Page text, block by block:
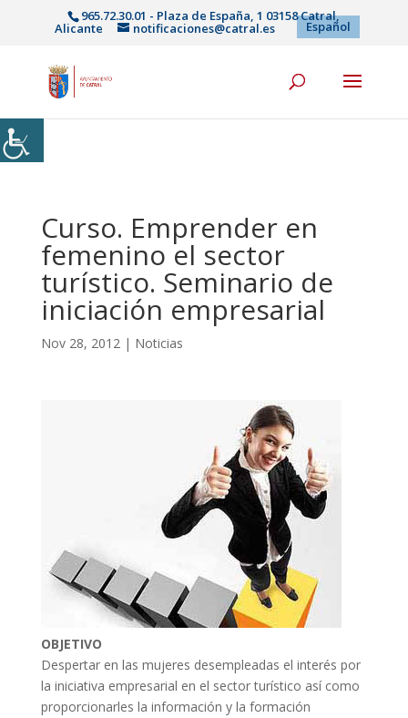
965.72.30.01 - Plaza de España, 1 03158 Catral,
Alicante notificaciones@catral.es Español
Curso. Emprender en
femenino el sector
turístico. Seminario de
iniciación empresarial
Nov 28, 2012| Noticias
OBJETIVO
Despertar en las mujeres desempleadas el interés por
la iniciativa empresarial en el sector turístico así como
proporcionarles la información y la formación